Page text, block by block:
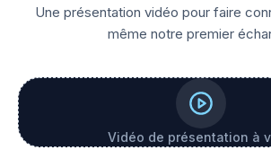
Une présentation vidéo pour faire
même notre premier
Vidéo de présentation à